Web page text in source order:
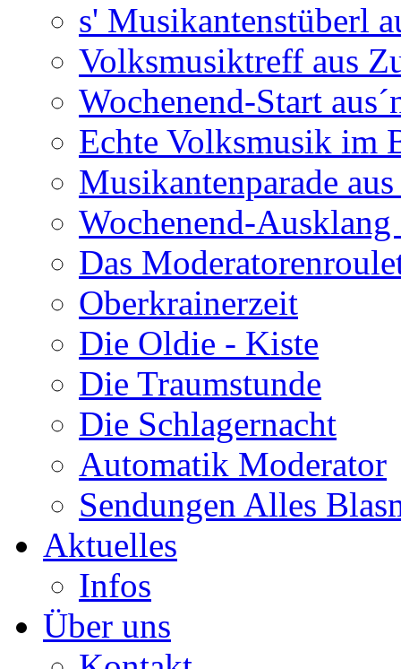
s' Musikantenstüberl
Volksmusiktreff aus
Wochenend-Start
Echte Volksmusik im
Musikantenparade
Wochenend-
Das
Oberkrainerzeit
Die Oldie - Kiste
Die Traumstunde
Die Schlagernacht
Automatik Moderator
Sendungen Alles
Aktuelles
Infos
Über uns